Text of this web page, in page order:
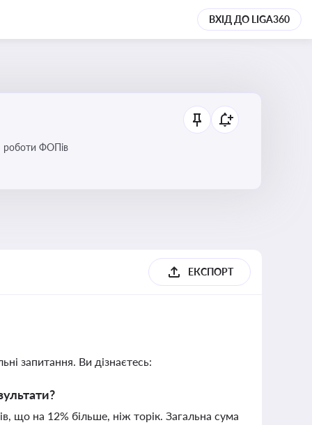
ВХІД ДО LIGA360
роботи ФОПів
ЕКСПОРТ
запитання. Ви дізнаєтесь:
що на 12% більше, ніж торік. Загальна сума